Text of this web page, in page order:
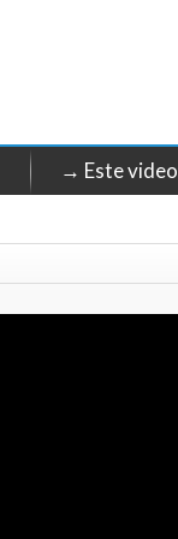
→ Este video